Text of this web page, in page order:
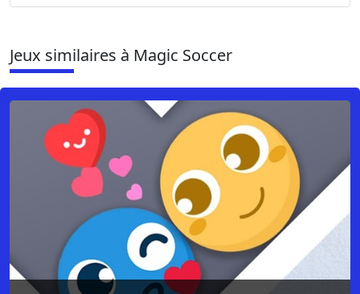
Jeux similaires à Magic Soccer